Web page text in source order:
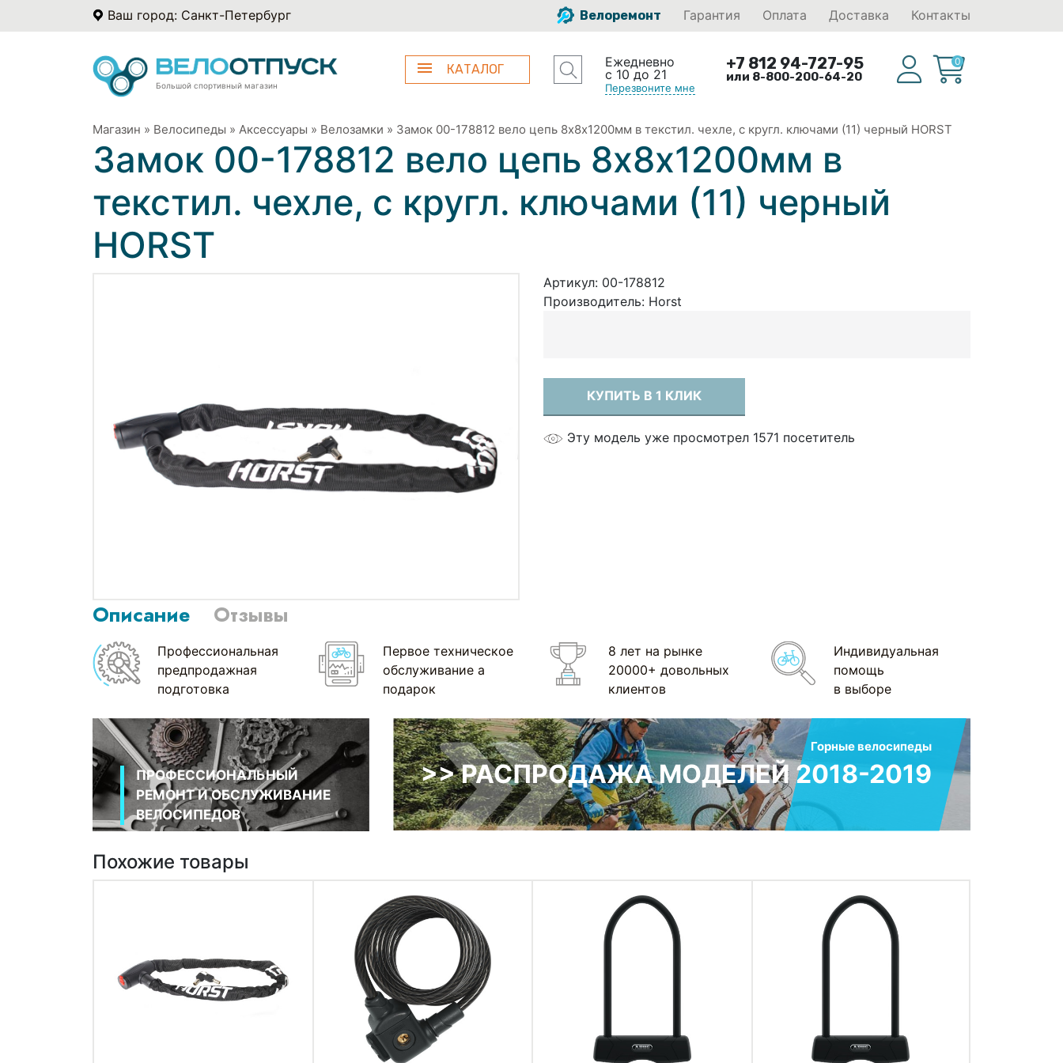
Ваш город: Санкт-Петербург Велоремонт Гарантия Оплата Доставка Контакты
Большой спортивный магазин
КАТАЛОГ
Ежедневно
с 10 до 21
Перезвоните мне
+7 812 94-727-95
или 8-800-200-64-20
0
Магазин » Велосипеды » Аксессуары » Велозамки » Замок 00-178812 вело цепь 8х8х1200мм в текстил. чехле, с кругл. ключами (11) черный HORST
Замок 00-178812 вело цепь 8х8х1200мм в
текстил. чехле, с кругл. ключами (11) черный
HORST
Артикул: 00-178812
Производитель: Horst
КУПИТЬ В 1 КЛИК
Эту модель уже просмотрел 1571 посетитель
Описание Отзывы
Профессиональная
предпродажная
подготовка
Первое техническое
обслуживание а
подарок
8 лет на рынке
20000+ довольных
клиентов
Индивидуальная
помощь
в выборе
ПРОФЕССИОНАЛЬНЫЙ
РЕМОНТ И ОБСЛУЖИВАНИЕ
ВЕЛОСИПЕДОВ
Горные велосипеды
>> РАСПРОДАЖА МОДЕЛЕЙ 2018-2019
Похожие товары